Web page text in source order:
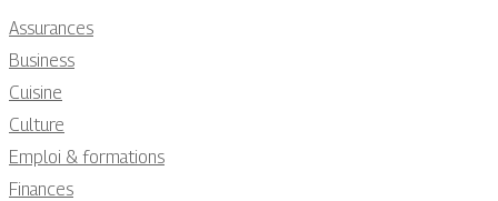
Assurances
Business
Cuisine
Culture
Emploi & formations
Finances